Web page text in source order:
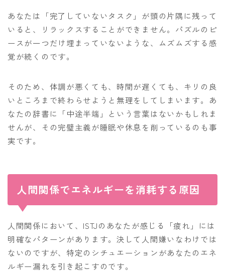
あなたは「完了していないタスク」が頭の片隅に残って
いると、リラックスすることができません。パズルのピ
ースが一つだけ埋まっていないような、ムズムズする感
覚が続くのです。
そのため、体調が悪くても、時間が遅くても、キリの良
いところまで終わらせようと無理をしてしまいます。あ
なたの辞書に「中途半端」という言葉はないかもしれま
せんが、その完璧主義が睡眠や休息を削っているのも事
実です。
人間関係でエネルギーを消耗する原因
人間関係において、ISTJのあなたが感じる「疲れ」には
明確なパターンがあります。決して人間嫌いなわけでは
ないのですが、特定のシチュエーションがあなたのエネ
ルギー漏れを引き起こすのです。